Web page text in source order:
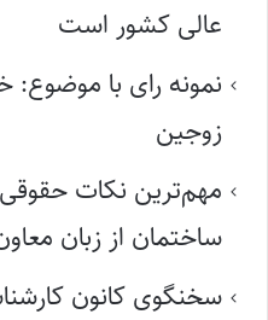
عالی کشور است
نمونه رای با موضوع:
زوجین
مهم‌ترین نکات
ساختمان از زبان
سخنگوی کانون